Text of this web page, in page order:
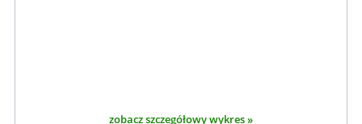
zobacz szczegółowy wykres »